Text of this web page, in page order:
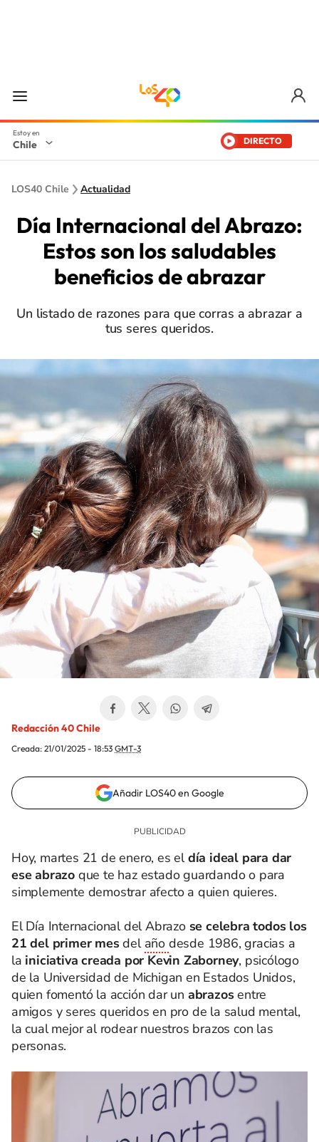
Chile DIRECTO
LOS40 Chile Actualidad
Día Internacional del Abrazo:
Estos son los saludables
beneficios de abrazar
Un listado de razones para que corras a abrazar a
tus seres queridos.
Redacción 40 Chile
Creada: 21/01/2025 - 18:53 GMT-3
Añadir LOS40 en Google
Hoy, martes 21 de enero, es eldía ideal para dar
ese abrazo que te haz estado guardando o para
simplemente demostrar afecto a quien quieres.
El Día Internacional del Abrazo se celebra todos los
21 del primer mesdel año desde 1986, gracias a
la iniciativa creada por Kevin Zaborney, psicólogo
de la Universidad de Michigan en Estados Unidos,
quien fomentó la acción dar un abrazosentre
amigos y seres queridos en pro de la salud mental,
la cual mejor al rodear nuestros brazos con las
personas.